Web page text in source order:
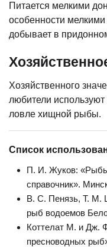
Питается мелкими
особенности
добывает в
Хозяйственного
любители
ловле хищной рыбы.
Список
П. И. Жуков:
справочник».
В. С. Пенязь, Т. М.
рыб водоемов
Коттелат М. и Дж.
пресноводных